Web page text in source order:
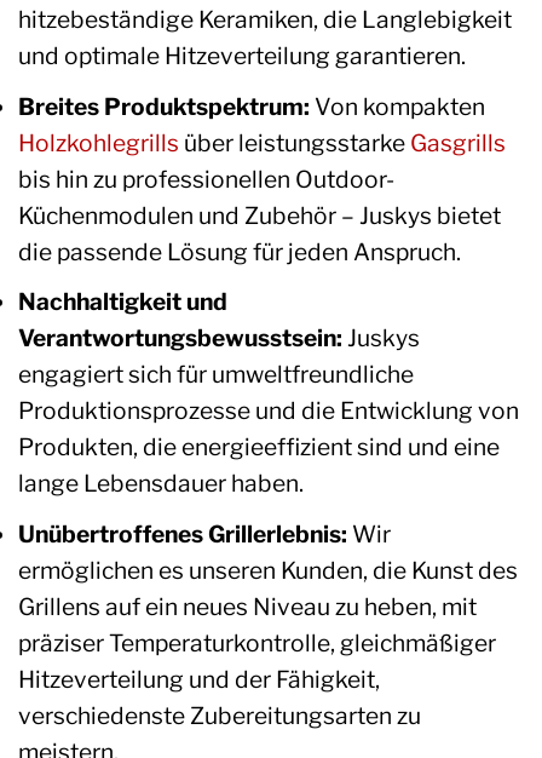
hitzebeständige Keramiken, die Langlebigkeit
und optimale Hitzeverteilung garantieren.
Breites Produktspektrum: Von kompakten
Holzkohlegrills über leistungsstarke Gasgrills
bis hin zu professionellen Outdoor-
Küchenmodulen und Zubehör – Juskys bietet
die passende Lösung für jeden Anspruch.
Nachhaltigkeit und
Verantwortungsbewusstsein: Juskys
engagiert sich für umweltfreundliche
Produktionsprozesse und die Entwicklung von
Produkten, die energieeffizient sind und eine
lange Lebensdauer haben.
Unübertroffenes Grillerlebnis: Wir
ermöglichen es unseren Kunden, die Kunst des
Grillens auf ein neues Niveau zu heben, mit
präziser Temperaturkontrolle, gleichmäßiger
Hitzeverteilung und der Fähigkeit,
verschiedenste Zubereitungsarten zu
meistern.